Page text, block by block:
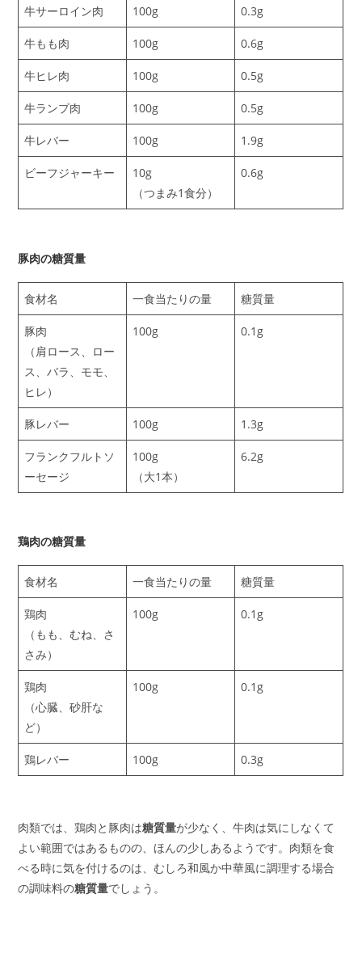
牛サーロイン肉 100g 0.3g
牛もも肉 100g 0.6g
牛ヒレ肉 100g 0.5g
牛ランプ肉 100g 0.5g
牛レバー 100g 1.9g
ビーフジャーキー
10g
（つまみ1食分）
0.6g
豚肉の糖質量
食材名 一食当たりの量 糖質量
豚肉
（肩ロース、ロー
ス、バラ、モモ、
ヒレ）
100g 0.1g
豚レバー 100g 1.3g
フランクフルトソ
ーセージ
100g
（大1本）
6.2g
鶏肉の糖質量
食材名 一食当たりの量 糖質量
鶏肉
（もも、むね、さ
さみ）
100g 0.1g
鶏肉
（心臓、砂肝な
ど）
100g 0.1g
鶏レバー 100g 0.3g
肉類では、鶏肉と豚肉は糖質量が少なく、牛肉は気にしなくて
よい範囲ではあるものの、ほんの少しあるようです。肉類を食
べる時に気を付けるのは、むしろ和風か中華風に調理する場合
の調味料の糖質量でしょう。